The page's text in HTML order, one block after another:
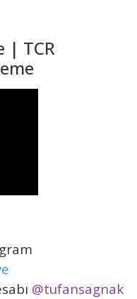
| TCR
@tufansagnak